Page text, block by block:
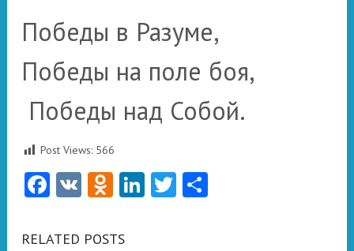
Победы в Разуме,
Победы на поле боя,
Победы над Собой.
Post Views: 566
Facebook
VK Odnoklassniki
LinkedIn
Twitter
RELATED POSTS